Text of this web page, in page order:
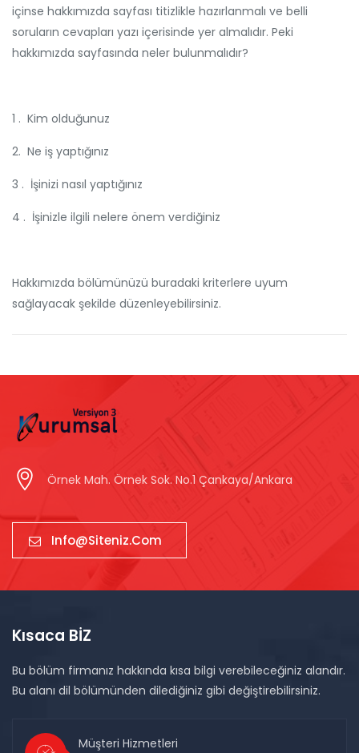
içinse hakkımızda sayfası titizlikle hazırlanmalı ve belli
soruların cevapları yazı içerisinde yer almalıdır. Peki
hakkımızda sayfasında neler bulunmalıdır?
1 . Kim olduğunuz
2. Ne iş yaptığınız
3 . İşinizi nasıl yaptığınız
4 . İşinizle ilgili nelere önem verdiğiniz
Hakkımızda bölümünüzü buradaki kriterlere uyum
sağlayacak şekilde düzenleyebilirsiniz.
Örnek Mah. Örnek Sok. No.1 Çankaya/Ankara
Info@siteniz.com
Kısaca BİZ
Bu bölüm firmanız hakkında kısa bilgi verebileceğiniz alandır.
Bu alanı dil bölümünden dilediğiniz gibi değiştirebilirsiniz.
Müşteri Hizmetleri